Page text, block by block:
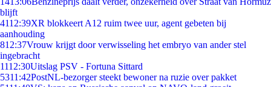
blijft
4112:39XR blokkeert A12 ruim twee uur, agent gebeten bij
aanhouding
812:37Vrouw krijgt door verwisseling het embryo van ander stel
ingebracht
1112:30Uitslag PSV - Fortuna Sittard
5311:42PostNL-bezorger steekt bewoner na ruzie over pakket